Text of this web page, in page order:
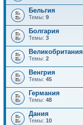
Бельгия
Темы: 9
Болгария
Темы: 3
Великобритания
Темы: 2
Венгрия
Темы: 45
Германия
Темы: 48
Дания
Темы: 10